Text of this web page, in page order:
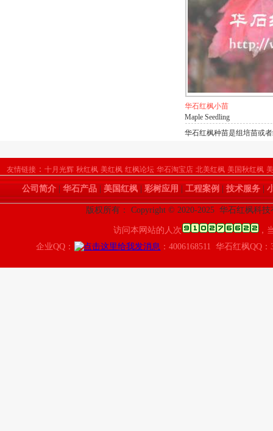
华石红枫小苗
Maple Seedling
华石红枫种苗是组培苗或
友情链接 ： 十月光辉 秋红枫 美红枫 红枫论坛 华石淘宝店 北美红枫 美国秋红枫
公司简介 |华石产品 |美国红枫 |彩树应用 |工程案例 |技术服务 |
版权所有： Copyright © 2020-2025 华石红枫科
访问本网站的人次
，
企业QQ：
：4006168511 华石红枫QQ